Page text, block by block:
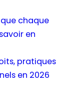
chaque
en
pratiques
en 2026